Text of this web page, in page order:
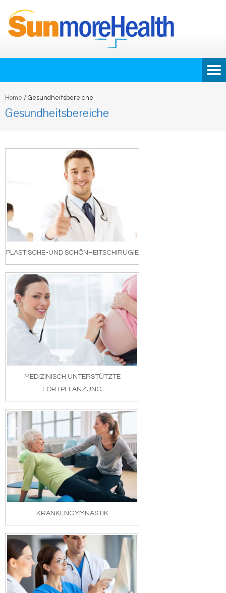
Home / Gesundheitsbereiche
Gesundheitsbereiche
PLASTISCHE-UND SCHÖNHEITSCHIRUGIE
MEDIZINISCH UNTERSTÜTZTE
FORTPFLANZUNG
KRANKENGYMNASTIK